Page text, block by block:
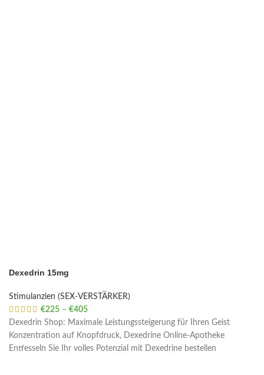
Dexedrin 15mg
Stimulanzien (SEX-VERSTÄRKER)
€225 – €405
Dexedrin Shop: Maximale Leistungssteigerung für Ihren Geist
Konzentration auf Knopfdruck, Dexedrine Online-Apotheke
Entfesseln Sie Ihr volles Potenzial mit Dexedrine bestellen